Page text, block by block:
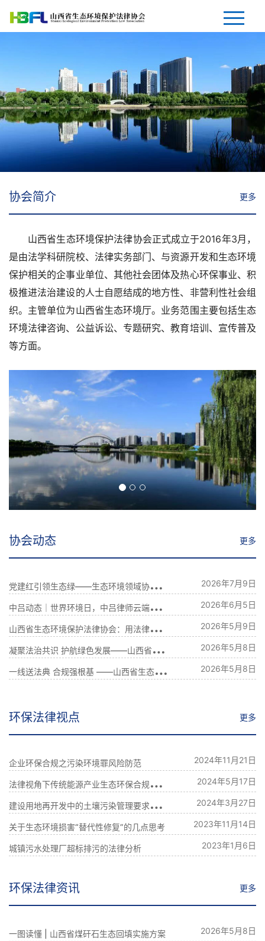
协会动态
环保法律资讯
环保法律视点
法律法规
入会须知
联系我们
协会简介 更多
山西省生态环境保护法律协会正式成立于2016年3月，
是由法学科研院校、法律实务部门、与资源开发和生态环境
保护相关的企事业单位、其他社会团体及热心环保事业、积
极推进法治建设的人士自愿结成的地方性、非营利性社会组
织。主管单位为山西省生态环境厅。业务范围主要包括生态
环境法律咨询、公益诉讼、专题研究、教育培训、宣传普及
等方面。
协会动态 更多
党
建红引领生态绿——生态环境领域协会联合党建座谈会顺利举办 2026年7月9日
中
吕动态｜世界环境日，中吕律师云端解码《生态环境法典》 2026年6月5日
山
西省生态环境保护法律协会：用法律解锁“三废”治理 2026年5月9日
凝
聚法治共识 护航绿色发展——山西省生态环境保护法律协会召开学习宣传贯彻《生态环境法典》专题座谈会 2026年5月8日
一
线送法典 合规强根基 ——山西省生态环境保护法律协会以务实行动践行正确政绩观 2026年5月8日
环保法律视点 更多
企业环保合规之污染环境罪风险防范 2024年11月21日
法
律视角下传统能源产业生态环保合规实践的探索 2024年5月17日
建
设用地再开发中的土壤污染管理要求及法律风险 2024年3月27日
关于生态环境损害“替代性修复”的几点思考 2023年11月14日
城镇污水处理厂超标排污的法律分析 2023年1月6日
环保法律资讯 更多
一图读懂 | 山西省煤矸石生态回填实施方案 2026年5月8日